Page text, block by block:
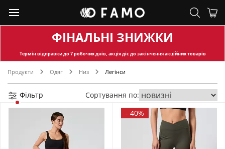
ФІНАЛЬНІ ЗНИЖКИ
Термін відправкидо 7 робочих днів, акція діє до закінчення акційних товарів
Продукти Одяг Низ Легінси
Фільтр Сортування по:
- 40%